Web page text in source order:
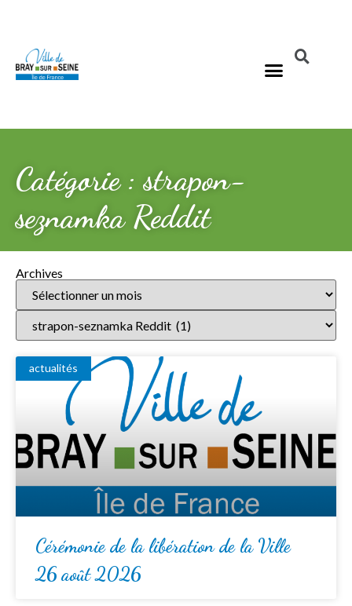
Catégorie : strapon-
seznamka Reddit
Archives
actualités
Cérémonie de la libération de la Ville
26 août 2026